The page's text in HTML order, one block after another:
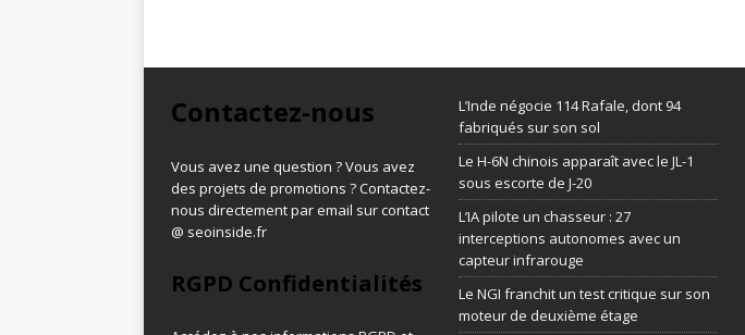
Contactez-nous
Vous avez une question ? Vous avez
des projets de promotions ? Contactez-
nous directement par email sur contact
@ seoinside.fr
RGPD Confidentialités
L’Inde négocie 114 Rafale, dont 94
fabriqués sur son sol
Le H-6N chinois apparaît avec le JL-1
sous escorte de J-20
L’IA pilote un chasseur : 27
interceptions autonomes avec un
capteur infrarouge
Le NGI franchit un test critique sur son
moteur de deuxième étage